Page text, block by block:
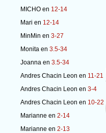
MICHO en 12-14
Mari en 12-14
MinMin en 3-27
Monita en 3.5-34
Joanna en 3.5-34
Andres Chacin Leon en 11-21
Andres Chacin Leon en 3-4
Andres Chacin Leon en 10-22
Marianne en 2-14
Marianne en 2-13